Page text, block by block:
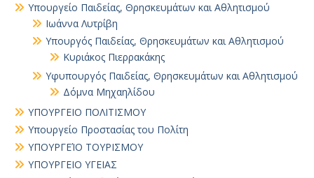
Υπουργείο Παιδείας, Θρησκευμάτων και Αθλητισμού
Ιωάννα Λυτρίβη
Υπουργός Παιδείας, Θρησκευμάτων και Αθλητισμού
Κυριάκος Πιερρακάκης
Υφυπουργός Παιδείας, Θρησκευμάτων και Αθλητισμού
Δόμνα Μηχαηλίδου
ΥΠΟΥΡΓΕΙΟ ΠΟΛΙΤΙΣΜΟΥ
Υπουργείο Προστασίας του Πολίτη
ΥΠΟΥΡΓΕΊΟ ΤΟΥΡΙΣΜΟΥ
ΥΠΟΥΡΓΕΙΟ ΥΓΕΙΑΣ